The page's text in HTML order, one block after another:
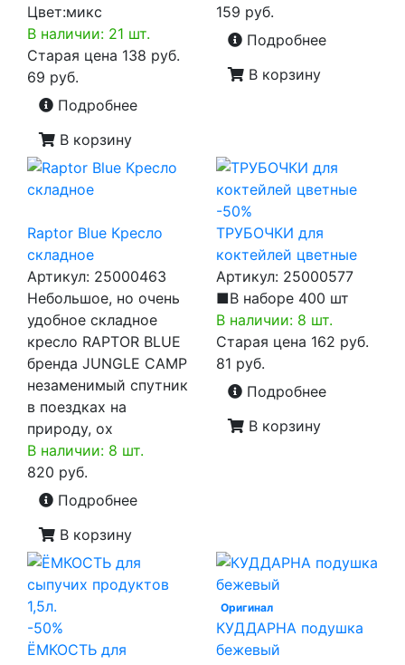
Цвет:микс
В наличии: 21 шт.
Старая цена 138 руб.
69 руб.
Подробнее
В корзину
159 руб.
Подробнее
В корзину
Raptor Blue Кресло
складное
Артикул: 25000463
Небольшое, но очень
удобное складное
кресло RAPTOR BLUE
бренда JUNGLE CAMP
незаменимый спутник
в поездках на
природу, ох
В наличии: 8 шт.
820 руб.
Подробнее
В корзину
-50%
ТРУБОЧКИ для
коктейлей цветные
Артикул: 25000577
■В наборе 400 шт
В наличии: 8 шт.
Старая цена 162 руб.
81 руб.
Подробнее
В корзину
-50%
ЁМКОСТЬ для
Оригинал
КУДДАРНА подушка
бежевый